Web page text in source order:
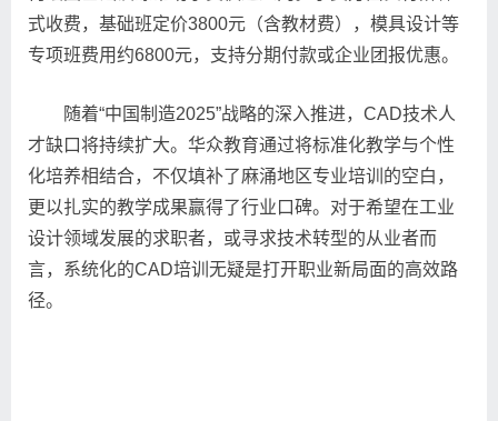
式收费，基础班定价3800元（含教材费），模具设计等
专项班费用约6800元，支持分期付款或企业团报优惠。
随着“中国制造2025”战略的深入推进，CAD技术人
才缺口将持续扩大。华众教育通过将标准化教学与个性
化培养相结合，不仅填补了麻涌地区专业培训的空白，
更以扎实的教学成果赢得了行业口碑。对于希望在工业
设计领域发展的求职者，或寻求技术转型的从业者而
言，系统化的CAD培训无疑是打开职业新局面的高效路
径。